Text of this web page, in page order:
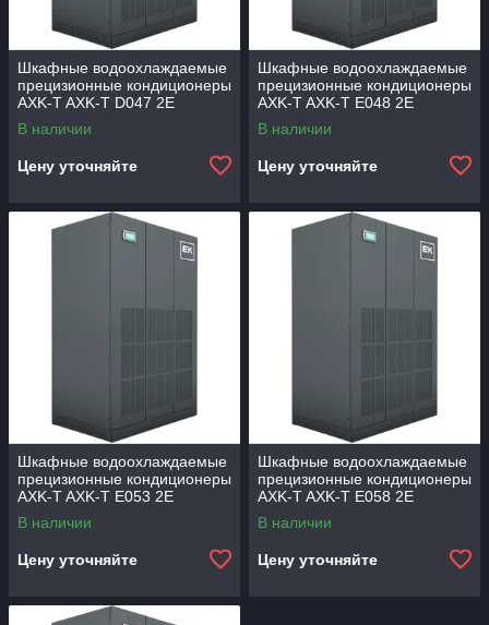
Шкафные водоохлаждаемые
прецизионные кондиционеры
AXK-T AXK-T D047 2E
В наличии
Цену уточняйте
Шкафные водоохлаждаемые
прецизионные кондиционеры
AXK-T AXK-T E048 2E
В наличии
Цену уточняйте
Шкафные водоохлаждаемые
прецизионные кондиционеры
AXK-T AXK-T E053 2E
В наличии
Цену уточняйте
Шкафные водоохлаждаемые
прецизионные кондиционеры
AXK-T AXK-T E058 2E
В наличии
Цену уточняйте